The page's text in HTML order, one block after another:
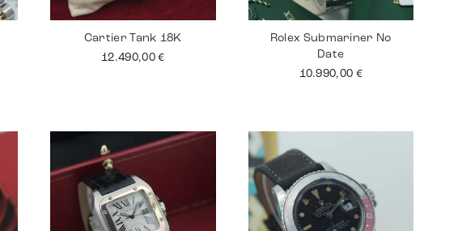
Cartier Tank 18K
12.490,00€
Rolex Submariner No
Date
10.990,00 €